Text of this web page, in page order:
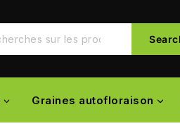
Graines autofloraison